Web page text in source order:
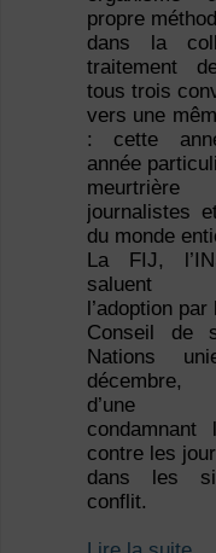
propre
dans la
traitement
tous trois
vers une
: cette
année
journalistes
du monde
La FIJ,
saluent
l’adoption par
Conseil de
Nations
décembre,
d’une
condamnant
contre les
dans les
conflit.